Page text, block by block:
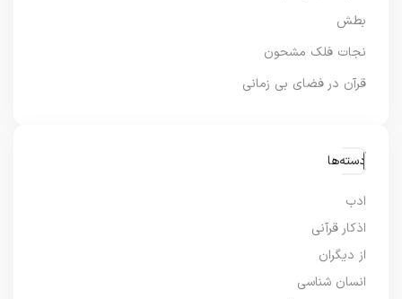
بطش
نجات فلک مشحون
قرآن در فضای بی زمانی
دسته‌ها
ادب
اذکار قرآنی
از دیگران
انسان شناسی